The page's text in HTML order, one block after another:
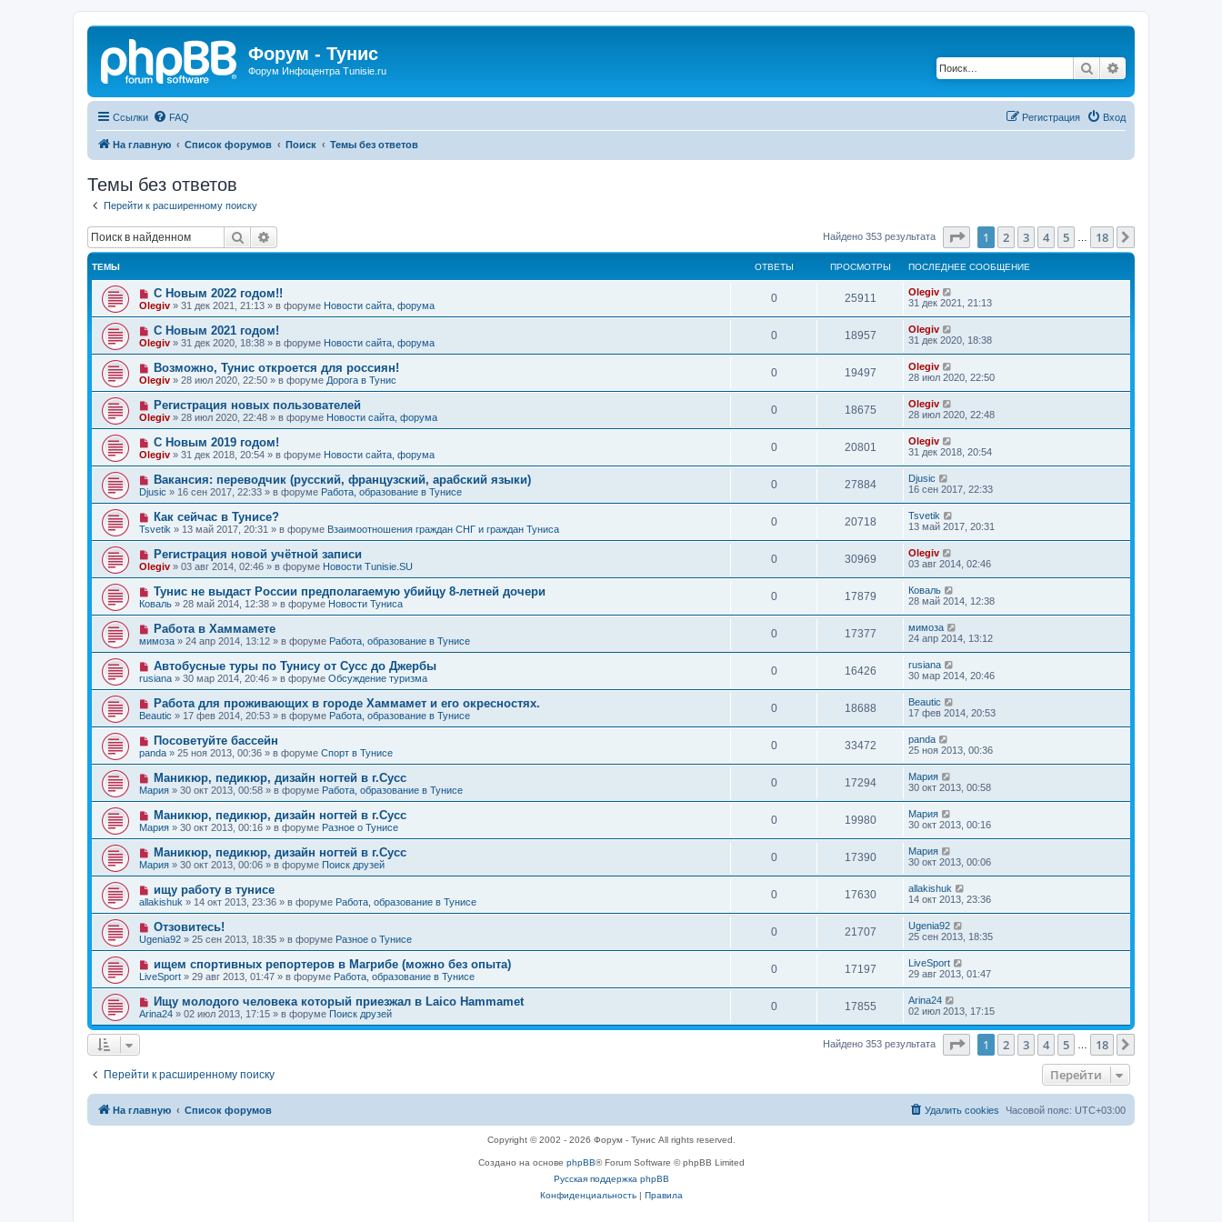
Форум - Тунис
Форум Инфоцентра Tunisie.ru Поиск
Ссылки FAQ Вход
Регистрация
На главную Список форумов Поиск Темы без ответов
Темы без ответов
Перейти к расширенному поиску
Поиск Найдено 353 результата Страница1 из 18
1 2 3 4 5 18
ТЕМЫ ОТВЕТЫ ПРОСМОТРЫ ПОСЛЕДНЕЕ СООБЩЕНИЕ
Н
о
в
е
с
о
б
щ
е
н
и
е
С Новым 2022 годом!!
Olegiv » 31 дек 2021, 21:13 » в форуме Новости сайта, форума
0 25911
Olegiv
31 дек 2021, 21:13
Н
о
в
о
е
с
о
б
щ
е
н
и
е
С Новым 2021 годом!
Olegiv » 31 дек 2020, 18:38 » в форуме Новости сайта, форума
0 18957
Olegiv
31 дек 2020, 18:38
Н
о
в
о
е
с
о
о
б
щ
е
н
и
е
Возможно, Тунис откроется для россиян!
Olegiv » 28 июл 2020, 22:50 » в форуме Дорога в Тунис
0 19497
Olegiv
28 июл 2020, 22:50
Н
о
в
е
с
о
б
щ
е
н
и
е
Регистрация новых пользователей
Olegiv » 28 июл 2020, 22:48 » в форуме Новости сайта, форума
0 18675
Olegiv
28 июл 2020, 22:48
Н
о
в
о
е
с
о
б
щ
е
н
и
е
С Новым 2019 годом!
Olegiv » 31 дек 2018, 20:54 » в форуме Новости сайта, форума
0 20801
Olegiv
31 дек 2018, 20:54
Н
о
в
о
е
с
о
б
щ
е
и
е
Вакансия: переводчик (русский, французский, арабский языки)
Djusic » 16 сен 2017, 22:33 » в форуме Работа, образование в Тунисе
0 27884
Djusic
16 сен 2017, 22:33
Н
о
в
о
е
с
о
о
б
щ
е
н
и
е
Как сейчас в Тунисе?
Tsvetik » 13 май 2017, 20:31 » в форуме Взаимоотношения граждан СНГ и граждан Туниса
0 20718
Tsvetik
13 май 2017, 20:31
Н
о
в
о
с
о
б
щ
н
и
е
Регистрация новой учётной записи
Olegiv » 03 авг 2014, 02:46 » в форуме Новости Tunisie.SU
0 30969
Olegiv
03 авг 2014, 02:46
Н
о
в
о
е
с
о
о
б
щ
е
н
и
е
Тунис не выдаст России предполагаемую убийцу 8-летней дочери
Коваль » 28 май 2014, 12:38 » в форуме Новости Туниса
0 17879
Коваль
28 май 2014, 12:38
Н
о
в
е
с
о
б
щ
е
н
и
е
Работа в Хаммамете
мимоза » 24 апр 2014, 13:12 » в форуме Работа, образование в Тунисе
0 17377
мимоза
24 апр 2014, 13:12
Н
о
в
о
е
с
о
б
щ
е
н
и
е
Автобусные туры по Тунису от Сусс до Джербы
rusiana » 30 мар 2014, 20:46 » в форуме Обсуждение туризма
0 16426
rusiana
30 мар 2014, 20:46
Н
о
в
о
е
с
о
б
щ
е
н
и
е
Работа для проживающих в городе Хаммамет и его окресностях.
Beautic » 17 фев 2014, 20:53 » в форуме Работа, образование в Тунисе
0 18688
Beautic
17 фев 2014, 20:53
Н
о
в
о
е
с
о
б
щ
е
н
и
е
Посоветуйте бассейн
panda » 25 ноя 2013, 00:36 » в форуме Спорт в Тунисе
0 33472
panda
25 ноя 2013, 00:36
Н
о
в
о
е
с
о
б
щ
н
и
е
Маникюр, педикюр, дизайн ногтей в г.Сусс
Мария » 30 окт 2013, 00:58 » в форуме Работа, образование в Тунисе
0 17294
Мария
30 окт 2013, 00:58
Н
о
в
о
е
с
о
о
б
щ
е
н
и
е
Маникюр, педикюр, дизайн ногтей в г.Сусс
Мария » 30 окт 2013, 00:16 » в форуме Разное о Тунисе
0 19980
Мария
30 окт 2013, 00:16
Н
о
в
е
с
о
о
б
щ
н
и
е
Маникюр, педикюр, дизайн ногтей в г.Сусс
Мария » 30 окт 2013, 00:06 » в форуме Поиск друзей
0 17390
Мария
30 окт 2013, 00:06
Н
о
в
е
с
о
о
б
щ
е
н
и
е
ищу работу в тунисе
allakishuk » 14 окт 2013, 23:36 » в форуме Работа, образование в Тунисе
0 17630
allakishuk
14 окт 2013, 23:36
Н
о
в
е
с
о
б
щ
е
Отзовитесь!
Ugenia92 » 25 сен 2013, 18:35 » в форуме Разное о Тунисе
0 21707
Ugenia92
25 сен 2013, 18:35
Н
о
в
о
е
с
о
е
н
и
ищем спортивных репортеров в Магрибе (можно без опыта)
LiveSport » 29 авг 2013, 01:47 » в форуме Работа, образование в Тунисе
0 17197
LiveSport
29 авг 2013, 01:47
Н
о
в
о
о
щ
е
Ищу молодого человека который приезжал в Laico Hammamet
Arina24 » 02 июл 2013, 17:15 » в форуме Поиск друзей
0 17855
Arina24
02 июл 2013, 17:15
Найдено 353 результата Страница1 из 18
1 2 3 4 5 18
Перейти к расширенному поиску Перейти
На главную Список форумов Часовой пояс: UTC+03:00
Удалить cookies
Copyright © 2002 - 2026 Форум - Тунис All rights reserved.
Создано на основе phpBB® Forum Software © phpBB Limited
Русская поддержка phpBB
Конфиденциальность| Правила